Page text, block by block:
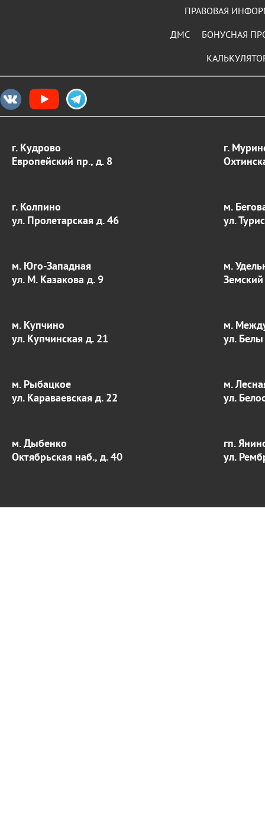
ПРАВОВАЯ
БОНУСНАЯ
ДМС
г. Кудрово
Европейский пр., д. 8
г.
г. Колпино
ул. Пролетарская д. 46
м.
ул.
м. Юго-Западная
ул. М. Казакова д. 9
м.
м. Купчино
ул. Купчинская д. 21
м.
ул.
м. Рыбацкое
ул. Караваевская д. 22
м.
ул.
м. Дыбенко
Октябрьская наб., д. 40
гп.
ул.